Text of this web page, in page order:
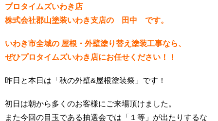
プロタイムズいわき店
株式会社郡山塗装いわき支店の 田中 です。
いわき市全域の 屋根・外壁塗り替え塗装工事なら、
ぜひプロタイムズいわき店にお任せください！！
昨日と本日は「秋の外壁&屋根塗装祭」です！
初日は朝から多くのお客様にご来場頂けました。
また今回の目玉である抽選会では「１等」が出たりするな